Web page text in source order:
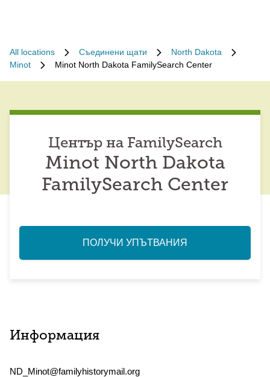
All locations Съединени щати
North Dakota
Minot
Minot North Dakota FamilySearch Center
Център на FamilySearch
Minot North Dakota
FamilySearch Center
ПОЛУЧИ УПЪТВАНИЯ
Информация
ND_Minot@familyhistorymail.org